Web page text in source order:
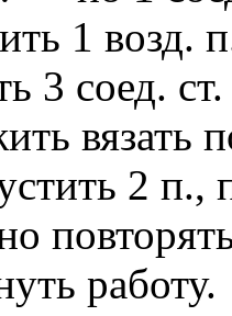
1 возд.
3 соед.
вязать
2 п.,
работу.